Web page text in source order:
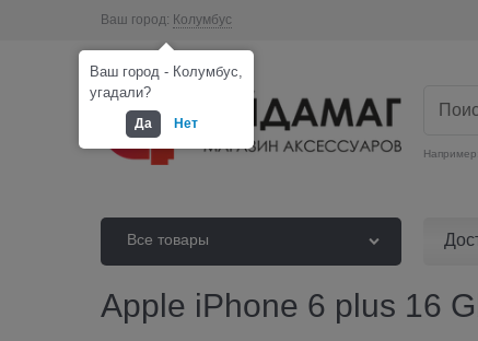
Ваш город: Колумбус
Например:
Все товары
Apple iPhone 6 plus 16
Ваш город - Колумбус,
угадали?
Да Нет